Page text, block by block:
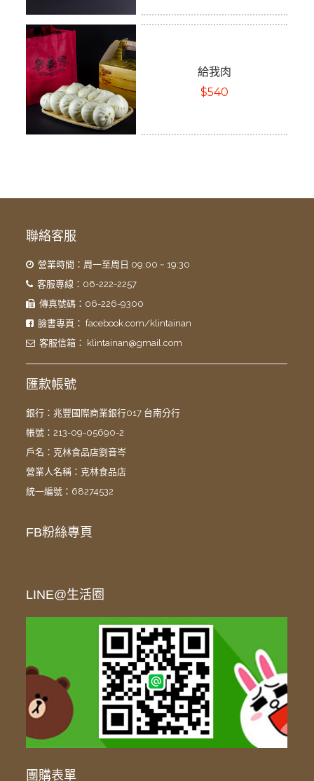
給我肉
$540
聯絡客服
營業時間：周一至周日 09:00 ~ 19:30
客服專線：06-222-2257
傳真號碼：06-226-9300
臉書專頁：facebook.com/klintainan
客服信箱：
klintainan@gmail.com
匯款帳號
銀行：兆豐國際商業銀行017 台南分行
帳號：213-09-05690-2
戶名：克林食品店劉音岑
營業人名稱：克林食品店
統一編號：68274532
FB粉絲專頁
LINE@生活圈
團購表單